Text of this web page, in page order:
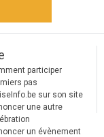
participer
pas
sur son site
une autre
un évènement